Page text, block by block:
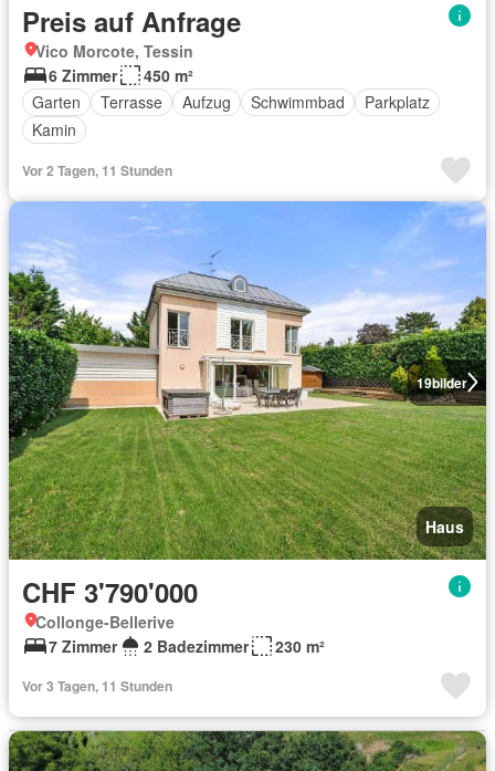
Preis auf Anfrage
Vico Morcote, Tessin
6 Zimmer
450 m²
Garten
Terrasse Aufzug Schwimmbad
Parkplatz
Kamin
Vor 2 Tagen, 11 Stunden
19bilder
Haus
CHF 3'790'000
Collonge-Bellerive
7 Zimmer
2 Badezimmer 230 m²
Vor 3 Tagen, 11 Stunden